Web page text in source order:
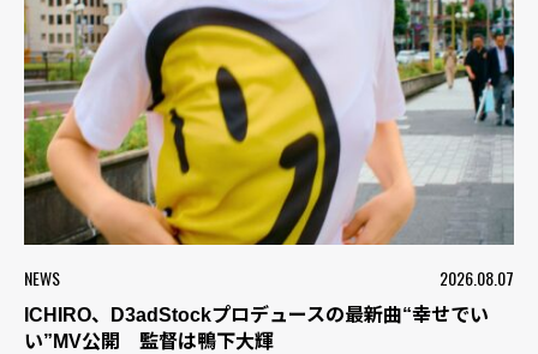
NEWS 2026.08.07
ICHIRO、D3adStockプロデュースの最新曲“幸せでい
い”MV公開 監督は鴨下大輝